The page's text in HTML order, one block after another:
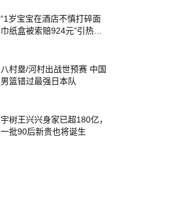
“1岁宝宝在酒店不慎打碎面
巾纸盒被索赔924元”引热
八村塁/河村出战世预赛 中国
男篮错过最强日本队
宇树王兴兴身家已超180亿，
一批90后新贵也将诞生